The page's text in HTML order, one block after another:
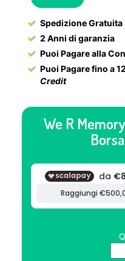
Spedizione Gratuita
2 Anni di garanzia
Puoi Pagare alla
Puoi Pagare fino a
Credit
We R